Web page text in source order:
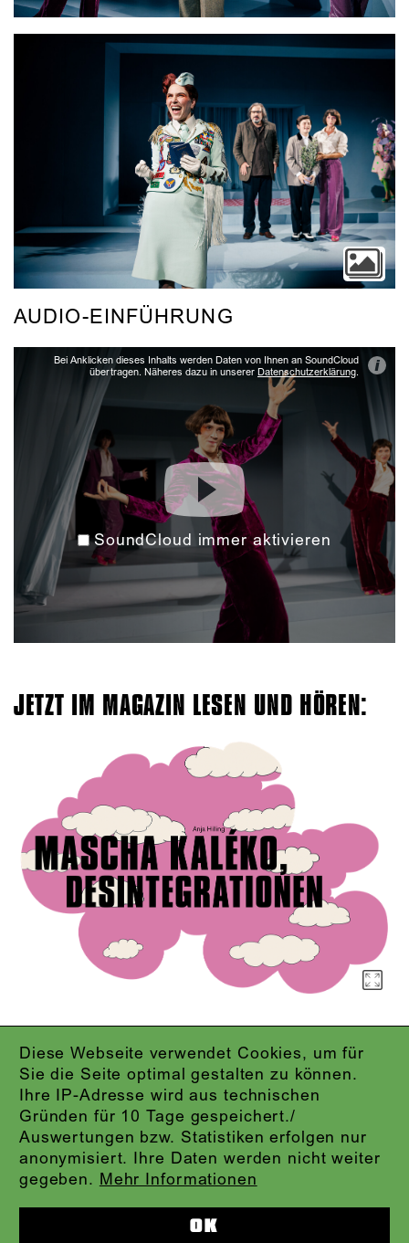
Diese Webseite verwendet Cookies, um für
Sie die Seite optimal gestalten zu können.
Ihre IP-Adresse wird aus technischen
Gründen für 10 Tage gespeichert./
Auswertungen bzw. Statistiken erfolgen nur
anonymisiert. Ihre Daten werden nicht weiter
gegeben. Mehr Informationen
OK
AUDIO-EINFÜHRUNG
Bei Anklicken dieses Inhalts werden Daten von Ihnen an SoundCloud
übertragen. Näheres dazu in unserer Datenschutzerklärung. i
SoundCloud immer aktivieren
JETZT IM MAGAZIN LESEN UND HÖREN:
IMPRESSUM
DATENSCHUTZ
AGB
KONTAKT
ABO-LOGIN
PRESSE